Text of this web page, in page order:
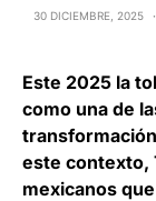
30 DICIEMBRE, 2025
Este 2025 la
como una de
este contexto,
mexicanos